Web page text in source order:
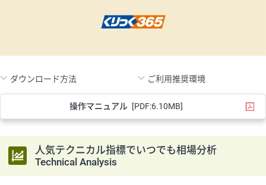
ダウンロード方法 ご利用推奨環境
操作マニュアル [PDF:6.10MB]
人気テクニカル指標でいつでも相場分析
Technical Analysis